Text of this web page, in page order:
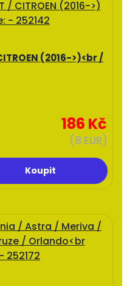
(2016->)<br /
186 Kč
(8 EUR)